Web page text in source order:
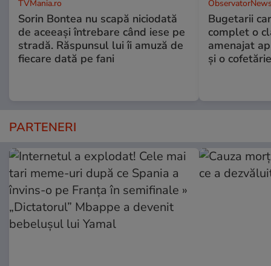
TVMania.ro
Sorin Bontea nu scapă niciodată
de aceeași întrebare când iese pe
stradă. Răspunsul lui îi amuză de
fiecare dată pe fani
Bugetarii
complet o
amenajat
și o cofetărie
PARTENERI